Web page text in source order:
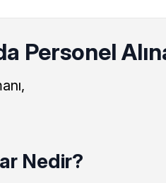
Personel
Nedir?